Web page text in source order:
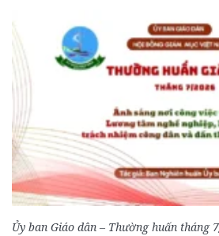
Ủy ban Giáo dân – Thường huấn tháng